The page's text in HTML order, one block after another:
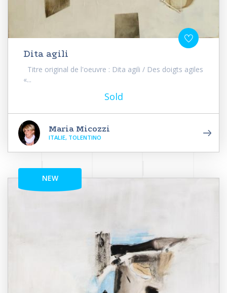
Dita agili
Titre original de l'oeuvre : Dita agili / Des doigts agiles
«...
Sold
Maria Micozzi
ITALIE, TOLENTINO
NEW